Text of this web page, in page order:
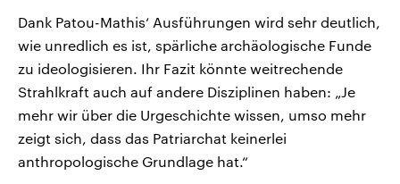
Dank Patou-Mathis‘ Ausführungen wird sehr deutlich,
wie unredlich es ist, spärliche archäologische Funde
zu ideologisieren. Ihr Fazit könnte weitrechende
Strahlkraft auch auf andere Disziplinen haben: „Je
mehr wir über die Urgeschichte wissen, umso mehr
zeigt sich, dass das Patriarchat keinerlei
anthropologische Grundlage hat.“